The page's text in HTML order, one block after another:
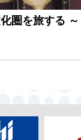
圏を旅する